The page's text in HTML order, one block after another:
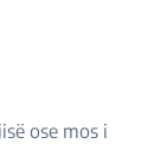
ose mos i